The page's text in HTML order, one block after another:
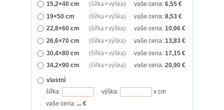
15,2×40 cm
(šířka × výška) vaše cena: 6,55 €
19×50 cm
(šířka × výška) vaše cena: 8,53 €
22,8×60 cm
(šířka × výška) vaše cena: 10,96 €
26,6×70 cm
(šířka × výška) vaše cena: 13,83 €
30,4×80 cm
(šířka × výška) vaše cena: 17,15 €
34,2×90 cm
(šířka × výška) vaše cena: 20,90 €
vlastní
šířka:
výška:
v cm
vaše cena: ... €